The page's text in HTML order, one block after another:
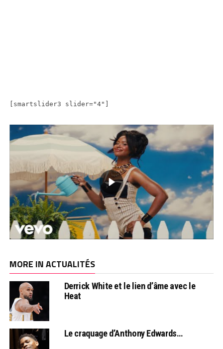
[smartslider3 slider="4"]
MORE IN ACTUALITÉS
Derrick White et le lien d’âme avec le
Heat
Le craquage d’Anthony Edwards…